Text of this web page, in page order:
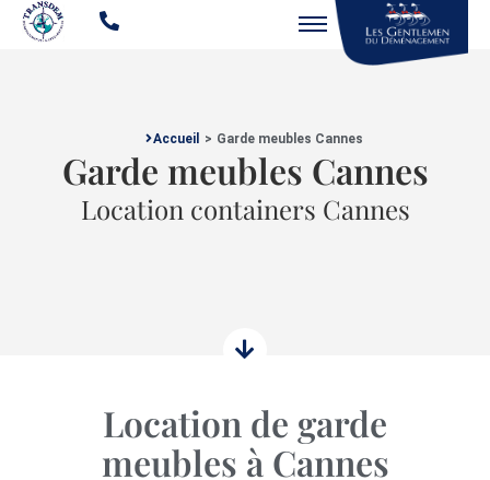
Accueil > Garde meubles Cannes
Garde meubles Cannes
Location containers Cannes
Location de garde
meubles à Cannes